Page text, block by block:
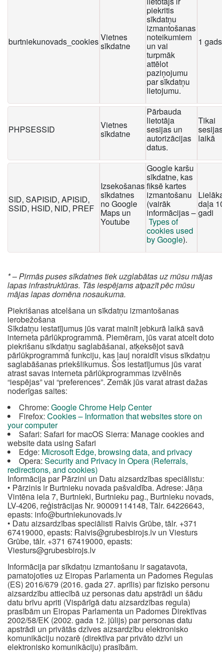
burtniekunovads_cookiesVietnes
sīkdatne
piekritis
sīkdatņu
izmantošanas
noteikumiem
un vai
turpmāk
attēlot
paziņojumu
par sīkdatņu
lietojumu.
1 gads
PHPSESSID Vietnes
sīkdatne
Pārbauda
lietotāja
sesijas un
autorizācijas
datus.
Tikai
laikā
SID, SAPISID, APISID,
SSID, HSID, NID, PREF
Izsekošanas
sīkdatnes
no Google
Maps un
Youtube
Google karšu
sīkdatne, kas
fiksē kartes
izmantošanu
(vairāk
informācijas –
Types of
cookies used
by Google).
daļa
gadi
* – Pirmās puses sīkdatnes tiek uzglabātas uz mūsu mājas
lapas infrastruktūras. Tās iespējams atpazīt pēc mūsu
mājas lapas domēna nosaukuma.
Piekrišanas atcelšana un sīkdatņu izmantošanas
ierobežošana
Sīkdatņu iestatījumus jūs varat mainīt jebkurā laikā savā
interneta pārlūkprogrammā. Piemēram, jūs varat atcelt doto
piekrišanu sīkdatņu saglabāšanai, atķeksējot savā
pārlūkprogrammā funkciju, kas ļauj noraidīt visus sīkdatņu
saglabāšanas priekšlikumus. Šos iestatījumus jūs varat
atrast savas interneta pārlūkprogrammas izvēlnēs
“iespējas” vai “preferences”. Zemāk jūs varat atrast dažas
noderīgas saites:
Chrome: Google Chrome Help Center
Firefox: Cookies – Information that websites store on
your computer
Safari: Safari for macOS Sierra: Manage cookies and
website data using Safari
Edge: Microsoft Edge, browsing data, and privacy
Opera: Security and Privacy in Opera (Referrals,
redirections, and cookies)
Informācija par Pārzini un Datu aizsardzības speciālistu:
• Pārzinis ir Burtnieku novada pašvaldība. Adrese: Jāņa
Vintēna iela 7, Burtnieki, Burtnieku pag., Burtnieku novads,
LV-4206, reģistrācijas Nr. 90009114148, Tālr. 64226643,
epasts: info@burtniekunovads.lv
• Datu aizsardzības speciālisti Raivis Grūbe, tālr. +371
67419000, epasts: Raivis@grubesbirojs.lv un Viesturs
Grūbe, tālr. +371 67419000, epasts:
Viesturs@grubesbirojs.lv
Informācija par sīkdatņu izmantošanu ir sagatavota,
pamatojoties uz Eiropas Parlamenta un Padomes Regulas
(ES) 2016/679 (2016. gada 27. aprīlis) par fizisko personu
aizsardzību attiecībā uz personas datu apstrādi un šādu
datu brīvu apriti (Vispārīgā datu aizsardzības regula)
prasībām un Eiropas Parlamenta un Padomes Direktīvas
2002/58/EK (2002. gada 12. jūlijs) par personas datu
apstrādi un privātās dzīves aizsardzību elektronisko
komunikāciju nozarē (direktīva par privāto dzīvi un
elektronisko komunikāciju) prasībām.